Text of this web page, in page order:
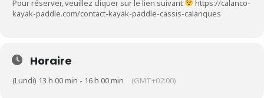
Pour réserver, veuillez cliquer sur le lien suivant
https://calanco-
kayak-paddle.com/contact-kayak-paddle-cassis-calanques
Horaire
(Lundi) 13 h 00 min - 16 h 00 min (GMT+02:00)